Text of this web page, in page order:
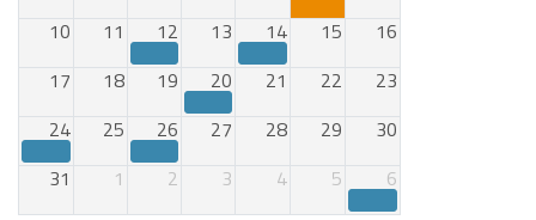
10
11 12 13 14 15
16
17
18 19 20 21 22
23
24
25 26 27 28 29
30
31
1 2 3 4 5 6